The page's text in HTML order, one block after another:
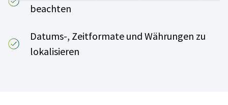
beachten
Datums-, Zeitformate und Währungen zu
lokalisieren